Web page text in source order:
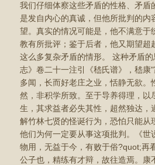
我们仔细体察这些矛盾的性格、矛
是发自内心的真诚，但他所批判的
望。真实的情况可能是，他不满意
教有所批评；鉴于后者，他又期望
这么多复杂矛盾的情形。 这种矛盾
志》卷二十一注引《嵇氏谱》，嵇
多闻，长而好老庄之业，恬静无欲
然，非积学所致。至于导养得理，
生，其求益者必失其性，超然独达
解竹林七贤的怪诞行为，恐怕只能
他们为何一定要从事这项批判。《世
物用，无益于今，有败于俗?quot;再
公子也，精练有才辩，故往造焉。康